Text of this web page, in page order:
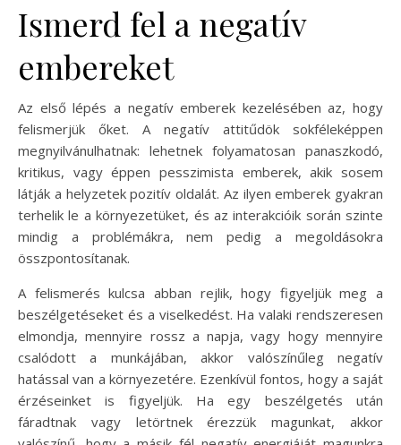
Ismerd fel a negatív
embereket
Az első lépés a negatív emberek kezelésében az, hogy
felismerjük őket. A negatív attitűdök sokféleképpen
megnyilvánulhatnak: lehetnek folyamatosan panaszkodó,
kritikus, vagy éppen pesszimista emberek, akik sosem
látják a helyzetek pozitív oldalát. Az ilyen emberek gyakran
terhelik le a környezetüket, és az interakcióik során szinte
mindig a problémákra, nem pedig a megoldásokra
összpontosítanak.
A felismerés kulcsa abban rejlik, hogy figyeljük meg a
beszélgetéseket és a viselkedést. Ha valaki rendszeresen
elmondja, mennyire rossz a napja, vagy hogy mennyire
csalódott a munkájában, akkor valószínűleg negatív
hatással van a környezetére. Ezenkívül fontos, hogy a saját
érzéseinket is figyeljük. Ha egy beszélgetés után
fáradtnak vagy letörtnek érezzük magunkat, akkor